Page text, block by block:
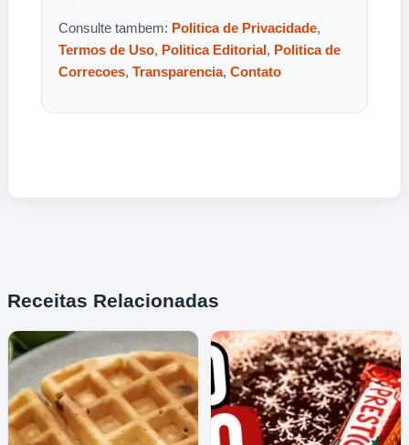
Consulte tambem: Politica de Privacidade,
Termos de Uso, Politica Editorial, Politica de
Correcoes, Transparencia, Contato
Receitas Relacionadas